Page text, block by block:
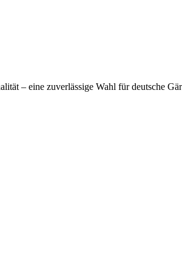
– eine zuverlässige Wahl für deutsche